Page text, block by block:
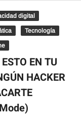
digital
Tecnología
EN TU
HACKER